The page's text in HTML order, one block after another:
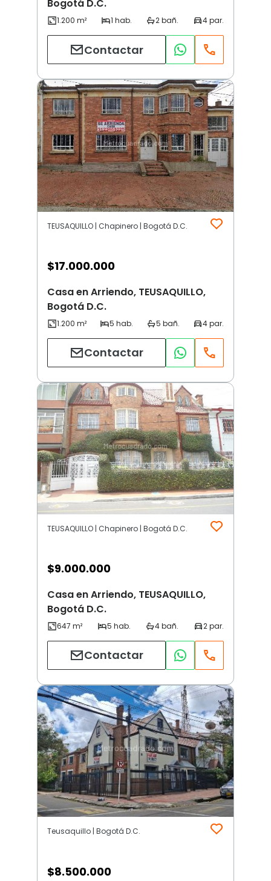
Bogotá D.C.
Contactar
TEUSAQUILLO | Chapinero | Bogotá D.C.
$17.000.000
Casa en Arriendo, TEUSAQUILLO,
Bogotá D.C.
Contactar
TEUSAQUILLO | Chapinero | Bogotá D.C.
$9.000.000
Casa en Arriendo, TEUSAQUILLO,
Bogotá D.C.
Contactar
Teusaquillo | Bogotá D.C.
$8.500.000